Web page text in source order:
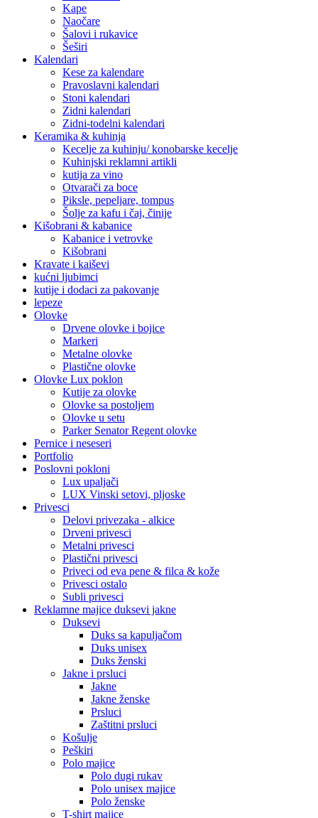
Kape
Naočare
Šalovi i rukavice
Šeširi
Kalendari
Kese za kalendare
Pravoslavni kalendari
Stoni kalendari
Zidni kalendari
Zidni-todelni kalendari
Keramika & kuhinja
Kecelje za kuhinju/ konobarske kecelje
Kuhinjski reklamni artikli
kutija za vino
Otvarači za boce
Piksle, pepeljare, tompus
Šolje za kafu i čaj, činije
Kišobrani & kabanice
Kabanice i vetrovke
Kišobrani
Kravate i kaiševi
kućni ljubimci
kutije i dodaci za pakovanje
lepeze
Olovke
Drvene olovke i bojice
Markeri
Metalne olovke
Plastične olovke
Olovke Lux poklon
Kutije za olovke
Olovke sa postoljem
Olovke u setu
Parker Senator Regent olovke
Pernice i neseseri
Portfolio
Poslovni pokloni
Lux upaljači
LUX Vinski setovi, pljoske
Privesci
Delovi privezaka - alkice
Drveni privesci
Metalni privesci
Plastični privesci
Priveci od eva pene & filca & kože
Privesci ostalo
Subli privesci
Reklamne majice duksevi jakne
Duksevi
Duks sa kapuljačom
Duks unisex
Duks ženski
Jakne i prsluci
Jakne
Jakne ženske
Prsluci
Zaštitni prsluci
Košulje
Peškiri
Polo majice
Polo dugi rukav
Polo unisex majice
Polo ženske
T-shirt majice